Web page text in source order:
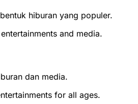
hiburan yang populer.
and media.
dan media.
for all ages.